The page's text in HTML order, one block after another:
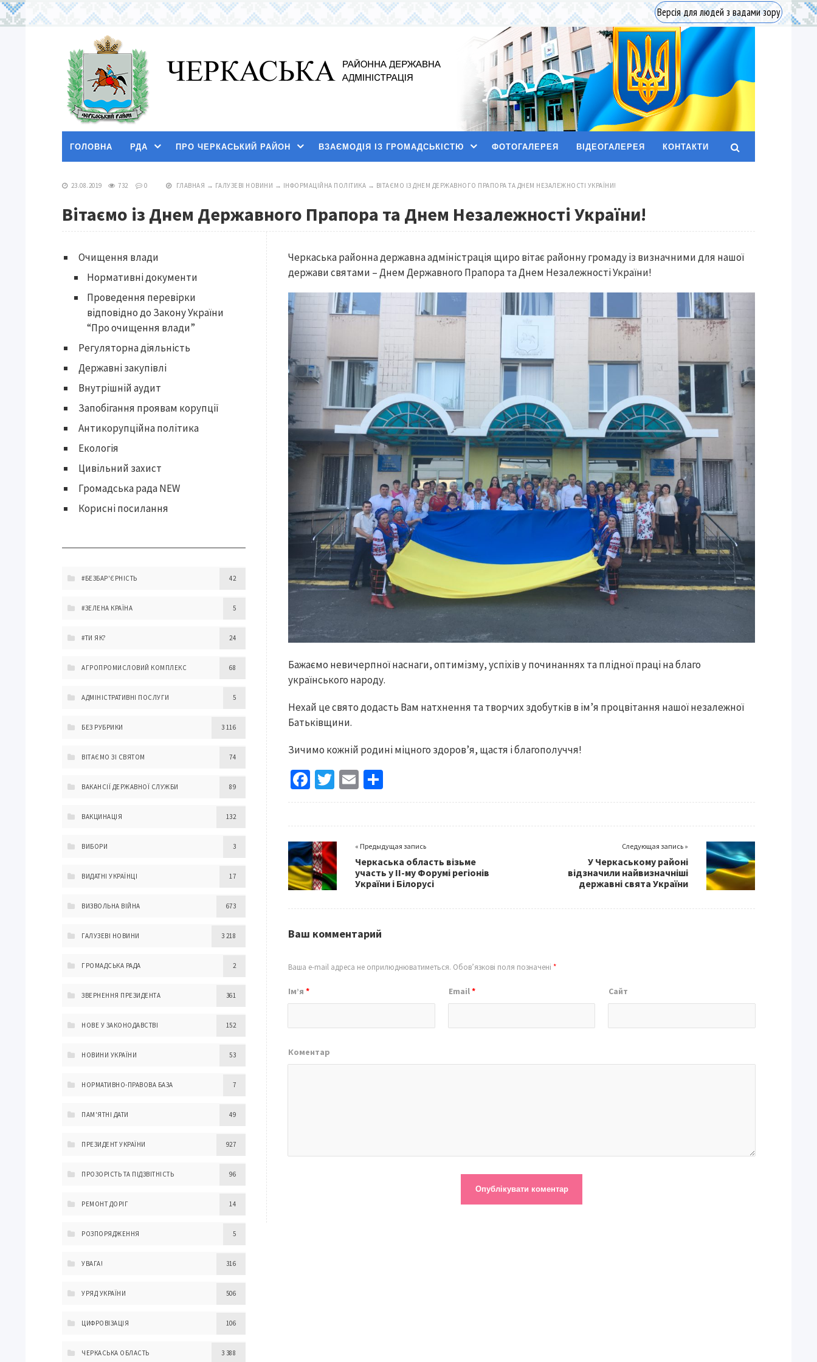
Версія для людей з вадами зору
ГОЛОВНА РДА ПРО ЧЕРКАСЬКИЙ РАЙОН ВЗАЄМОДІЯ ІЗ ГРОМАДСЬКІСТЮ ФОТОГАЛЕРЕЯ ВІДЕОГАЛЕРЕЯ КОНТАКТИ
23.08.2019 732 0 ГЛАВНАЯ → ГАЛУЗЕВІ НОВИНИ → ІНФОРМАЦІЙНА ПОЛІТИКА → ВІТАЄМО ІЗ ДНЕМ ДЕРЖАВНОГО ПРАПОРА ТА ДНЕМ НЕЗАЛЕЖНОСТІ УКРАЇНИ!
Вітаємо із Днем Державного Прапора та Днем Незалежності України!
Черкаська районна державна адміністрація щиро вітає районну громаду із визначними для нашої
держави святами – Днем Державного Прапора та Днем Незалежності України!
Бажаємо невичерпної наснаги, оптимізму, успіхів у починаннях та плідної праці на благо
українського народу.
Нехай це свято додасть Вам натхнення та творчих здобутків в ім’я процвітання нашої незалежної
Батьківщини.
Зичимо кожній родині міцного здоров’я, щастя і благополуччя!
Fa
ce
o
o
k
T
wi
er
E
m
l
h
« Предыдущая запись
Черкаська область візьме
участь у ІІ-му Форумі регіонів
України і Білорусі
Следующая запись »
У Черкаському районі
відзначили найвизначніші
державні свята України
Ваш комментарий
Ваша e-mail адреса не оприлюднюватиметься. Обов’язкові поля позначені*
Ім’я* Email* Сайт
Коментар
Очищення влади
Нормативні документи
Проведення перевірки
відповідно до Закону України
“Про очищення влади”
Регуляторна діяльність
Державні закупівлі
Внутрішній аудит
Запобігання проявам корупції
Антикорупційна політика
Екологія
Цивільний захист
Громадська рада NEW
Корисні посилання
#БЕЗБАР'ЄРНІСТЬ 42
#ЗЕЛЕНА КРАЇНА 5
#ТИ ЯК? 24
АГРОПРОМИСЛОВИЙ КОМПЛЕКС 68
АДМІНІСТРАТИВНІ ПОСЛУГИ 5
БЕЗ РУБРИКИ 3 116
ВІТАЄМО ЗІ СВЯТОМ 74
ВАКАНСІЇ ДЕРЖАВНОЇ СЛУЖБИ 89
ВАКЦИНАЦІЯ 132
ВИБОРИ 3
ВИДАТНІ УКРАЇНЦІ 17
ВИЗВОЛЬНА ВІЙНА 673
ГАЛУЗЕВІ НОВИНИ 3 218
ГРОМАДСЬКА РАДА 2
ЗВЕРНЕННЯ ПРЕЗИДЕНТА 361
НОВЕ У ЗАКОНОДАВСТВІ 152
НОВИНИ УКРАЇНИ 53
НОРМАТИВНО-ПРАВОВА БАЗА 7
ПАМ'ЯТНІ ДАТИ 49
ПРЕЗИДЕНТ УКРАЇНИ 927
ПРОЗОРІСТЬ ТА ПІДЗВІТНІСТЬ 96
РЕМОНТ ДОРІГ 14
РОЗПОРЯДЖЕННЯ 5
УВАГА! 316
УРЯД УКРАЇНИ 506
ЦИФРОВІЗАЦІЯ 106
ЧЕРКАСЬКА ОБЛАСТЬ 3 388